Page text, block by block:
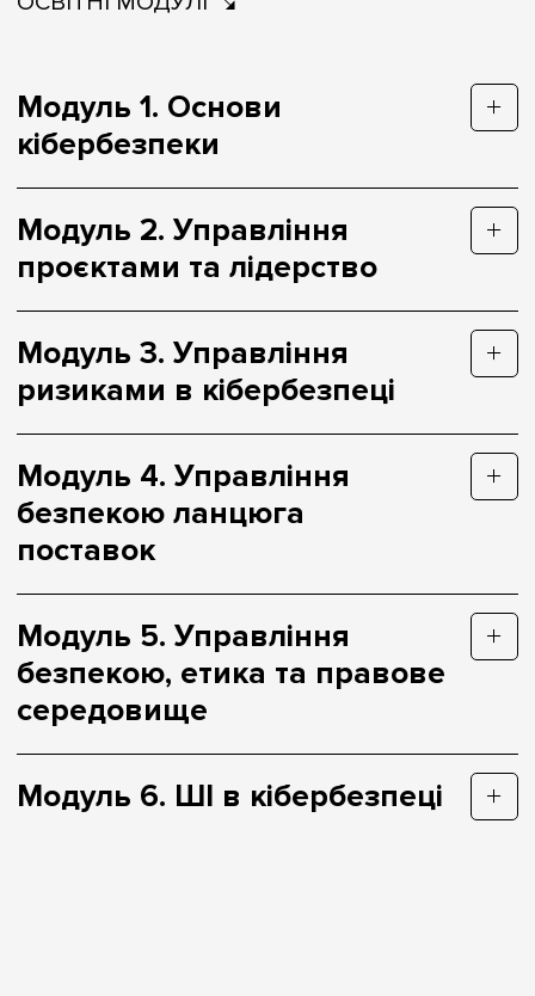
Модуль 1. Основи
кібербезпеки
Модуль 2. Управління
проєктами та лідерство
Модуль 3. Управління
ризиками в кібербезпеці
Модуль 4. Управління
безпекою ланцюга
поставок
Модуль 5. Управління
безпекою, етика та правове
середовище
Модуль 6. ШІ в кібербезпеці